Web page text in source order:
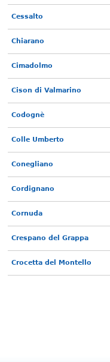
Cessalto
Chiarano
Cimadolmo
Cison di Valmarino
Codognè
Colle Umberto
Conegliano
Cordignano
Cornuda
Crespano del Grappa
Crocetta del Montello